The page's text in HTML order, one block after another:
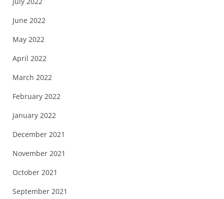
June 2022
May 2022
April 2022
March 2022
February 2022
January 2022
December 2021
November 2021
October 2021
September 2021